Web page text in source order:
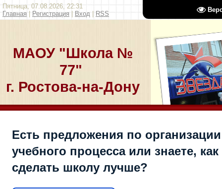
Пятница, 07.08.2026, 22:31
Главная
Регистрация Вход RSS
МАОУ "Школа №
77"
г. Ростова-на-Дону
Есть предложения по организации
учебного процесса или знаете, как
сделать школу лучше?